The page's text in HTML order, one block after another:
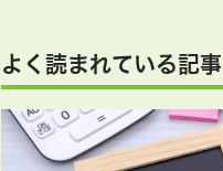
よく読まれている記事